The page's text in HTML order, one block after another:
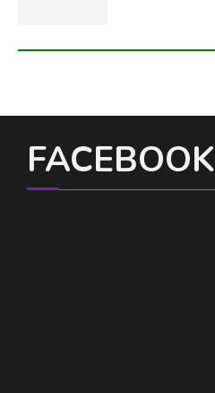
FACEBOOK